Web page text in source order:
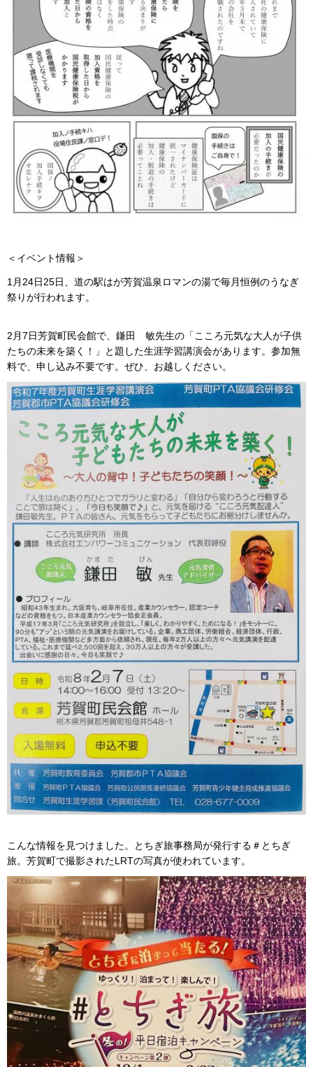
＜イベント情報＞
1月24日25日、道の駅はが芳賀温泉ロマンの湯で毎月恒例のうなぎ
祭りが行われます。
2月7日芳賀町民会館で、鎌田 敏先生の「こころ元気な大人が子供
たちの未来を築く！」と題した生涯学習講演会があります。参加無
料で、申し込み不要です。ぜひ、お越しください。
こんな情報を見つけました。とちぎ旅事務局が発行する＃とちぎ
旅。芳賀町で撮影されたLRTの写真が使われています。